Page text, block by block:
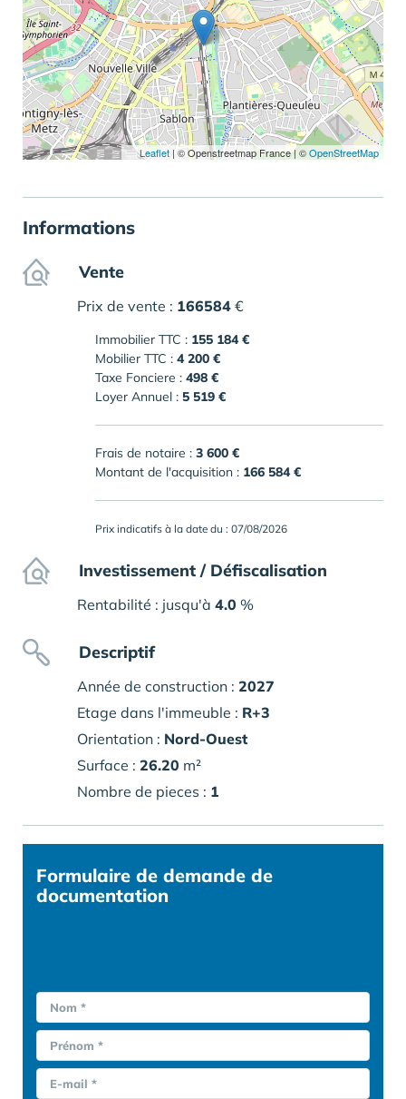
Leaflet | © Openstreetmap France | ©OpenStreetMap
Informations
Vente
Prix de vente : 166584 €
Immobilier TTC : 155 184 €
Mobilier TTC : 4 200 €
Taxe Fonciere : 498 €
Loyer Annuel : 5 519 €
Frais de notaire : 3 600 €
Montant de l'acquisition : 166 584 €
Prix indicatifs à la date du : 07/08/2026
Investissement / Défiscalisation
Rentabilité : jusqu'à 4.0 %
Descriptif
Année de construction : 2027
Etage dans l'immeuble : R+3
Orientation : Nord-Ouest
Surface : 26.20 m²
Nombre de pieces : 1
Formulaire de demande de
documentation
Nom *
Prénom *
E-mail *